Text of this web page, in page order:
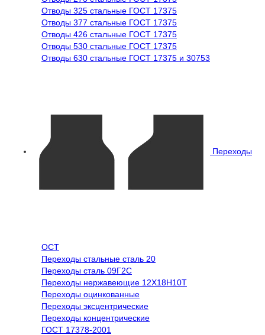
Отводы 325 стальные ГОСТ 17375
Отводы 377 стальные ГОСТ 17375
Отводы 426 стальные ГОСТ 17375
Отводы 530 стальные ГОСТ 17375
Отводы 630 стальные ГОСТ 17375 и 30753
Переходы
ОСТ
Переходы стальные сталь 20
Переходы сталь 09Г2С
Переходы нержавеющие 12Х18Н10Т
Переходы оцинкованные
Переходы эксцентрические
Переходы концентрические
ГОСТ 17378-2001